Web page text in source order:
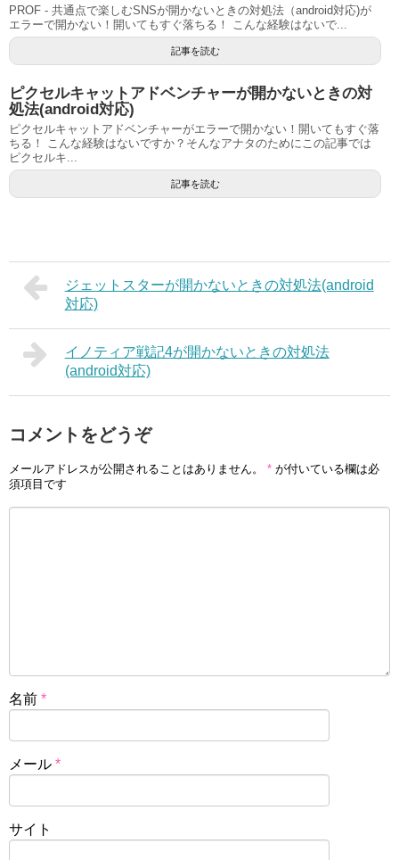
PROF - 共通点で楽しむSNSが開かないときの対処法（android対応)が
エラーで開かない！開いてもすぐ落ちる！ こんな経験はないで...
記事を読む
ピクセルキャットアドベンチャーが開かないときの対
処法(android対応)
ピクセルキャットアドベンチャーがエラーで開かない！開いてもすぐ落
ちる！ こんな経験はないですか？そんなアナタのためにこの記事では
ピクセルキ...
記事を読む
ジェットスターが開かないときの対処法(android
対応)
イノティア戦記4が開かないときの対処法
(android対応)
コメントをどうぞ
メールアドレスが公開されることはありません。 * が付いている欄は必
須項目です
名前 *
メール *
サイト